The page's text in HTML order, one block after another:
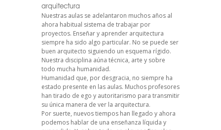
arquitectura
Nuestras aulas se adelantaron muchos años al
ahora habitual sistema de trabajar por
proyectos. Enseñar y aprender arquitectura
siempre ha sido algo particular. No se puede ser
buen arquitecto siguiendo un esquema rígido.
Nuestra disciplina aúna técnica, arte y sobre
todo mucha humanidad.
Humanidad que, por desgracia, no siempre ha
estado presente en las aulas. Muchos profesores
han tirado de ego y autoritarismo para transmitir
su única manera de ver la arquitectura.
Por suerte, nuevos tiempos han llegado y ahora
podemos hablar de una enseñanza líquida y